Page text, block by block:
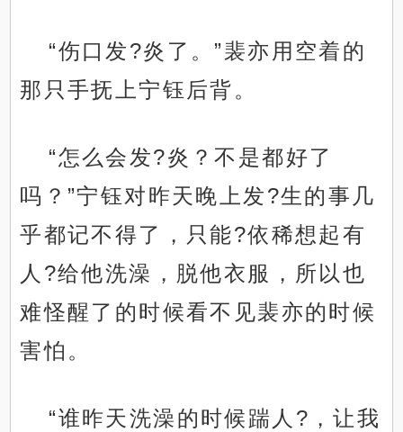
“伤口发?炎了。”裴亦用空着的
那只手抚上宁钰后背。
“怎么会发?炎？不是都好了
吗？”宁钰对昨天晚上发?生的事几
乎都记不得了，只能?依稀想起有
人?给他洗澡，脱他衣服，所以也
难怪醒了的时候看不见裴亦的时候
害怕。
“谁昨天洗澡的时候踹人?，让我